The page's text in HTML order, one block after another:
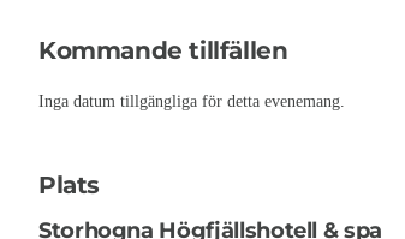
Kommande tillfällen
Inga datum tillgängliga för detta evenemang.
Plats
Storhogna Högfjällshotell & spa